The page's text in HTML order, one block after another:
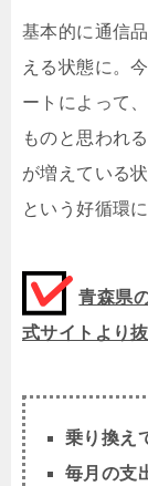
基本的に通信
える状態に。
ートによって
ものと思われ
が増えている
という好循環
青森県
式サイトより抜
乗り換え
毎月の支